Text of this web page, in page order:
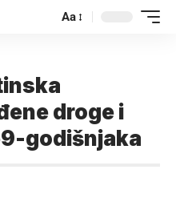
Aa
droge i
godišnjaka